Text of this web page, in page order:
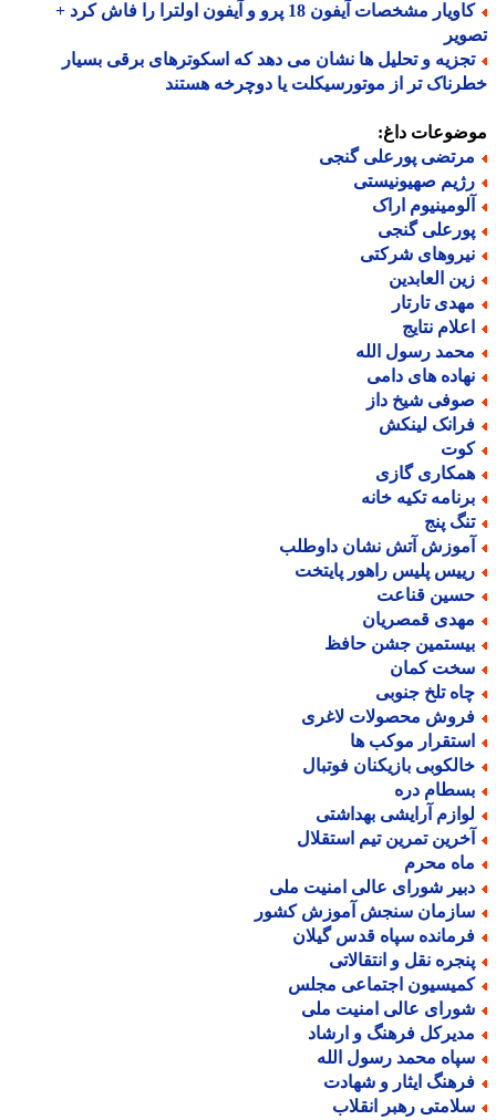
کاویار مشخصات آیفون 18 پرو و آیفون اولترا را فاش کرد +
و تحلیل ها نشان می دهد که اسکوترهای برقی بسیار
تر از موتورسیکلت یا دوچرخه هستند
داغ:
پورعلی گنجی
صهیونیستی
اراک
گنجی
شرکتی
العابدین
تارتار
نتایج
رسول الله
های دامی
شیخ داز
لینکش
گازی
تکیه خانه
پنج
آتش نشان داوطلب
پلیس راهور پایتخت
قناعت
قمصریان
جشن حافظ
کمان
تلخ جنوبی
محصولات لاغری
موکب ها
بازیکنان فوتبال
دره
آرایشی بهداشتی
تمرین تیم استقلال
محرم
شورای عالی امنیت ملی
سنجش آموزش کشور
سپاه قدس گیلان
نقل و انتقالاتی
اجتماعی مجلس
عالی امنیت ملی
فرهنگ و ارشاد
محمد رسول الله
ایثار و شهادت
رهبر انقلاب